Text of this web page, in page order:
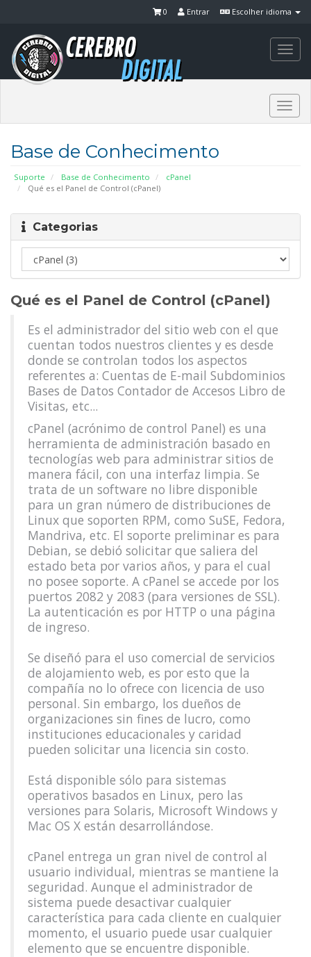
Escolher idioma
Entrar
0
Base de Conhecimento
Suporte Base de Conhecimento
cPanel
Qué es el Panel de Control (cPanel)
Categorias
Qué es el Panel de Control (cPanel)
Es el administrador del sitio web con el que
cuentan todos nuestros clientes y es desde
donde se controlan todos los aspectos
referentes a: Cuentas de E-mail Subdominios
Bases de Datos Contador de Accesos Libro de
Visitas, etc...
cPanel (acrónimo de control Panel) es una
herramienta de administración basado en
tecnologías web para administrar sitios de
manera fácil, con una interfaz limpia. Se
trata de un software no libre disponible
para un gran número de distribuciones de
Linux que soporten RPM, como SuSE, Fedora,
Mandriva, etc. El soporte preliminar es para
Debian, se debió solicitar que saliera del
estado beta por varios años, y para el cual
no posee soporte. A cPanel se accede por los
puertos 2082 y 2083 (para versiones de SSL).
La autenticación es por HTTP o una página
de ingreso.
Se diseñó para el uso comercial de servicios
de alojamiento web, es por esto que la
compañía no lo ofrece con licencia de uso
personal. Sin embargo, los dueños de
organizaciones sin fines de lucro, como
instituciones educacionales y caridad
pueden solicitar una licencia sin costo.
Está disponible sólo para sistemas
operativos basados en Linux, pero las
versiones para Solaris, Microsoft Windows y
Mac OS X están desarrollándose.
cPanel entrega un gran nivel de control al
usuario individual, mientras se mantiene la
seguridad. Aunque el administrador de
sistema puede desactivar cualquier
característica para cada cliente en cualquier
momento, el usuario puede usar cualquier
elemento que se encuentre disponible.